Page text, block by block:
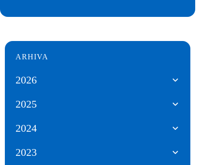
ARHIVA
2026
2025
2024
2023